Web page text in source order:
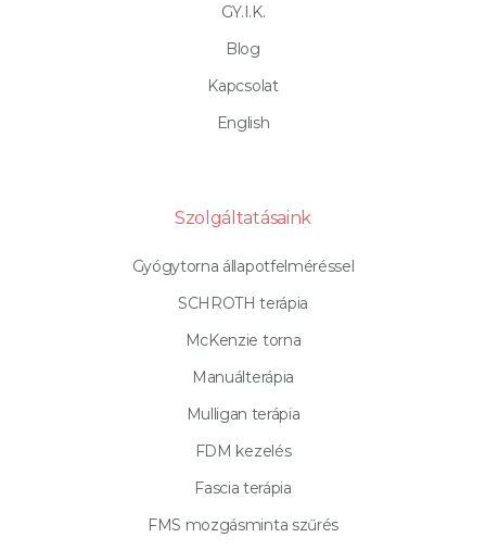
GY.I.K.
Blog
Kapcsolat
English
Szolgáltatásaink
Gyógytorna állapotfelméréssel
SCHROTH terápia
McKenzie torna
Manuálterápia
Mulligan terápia
FDM kezelés
Fascia terápia
FMS mozgásminta szűrés